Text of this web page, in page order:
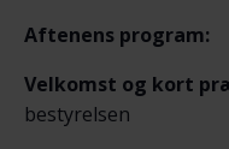
Aftenens program:
Velkomst og kort
bestyrelsen